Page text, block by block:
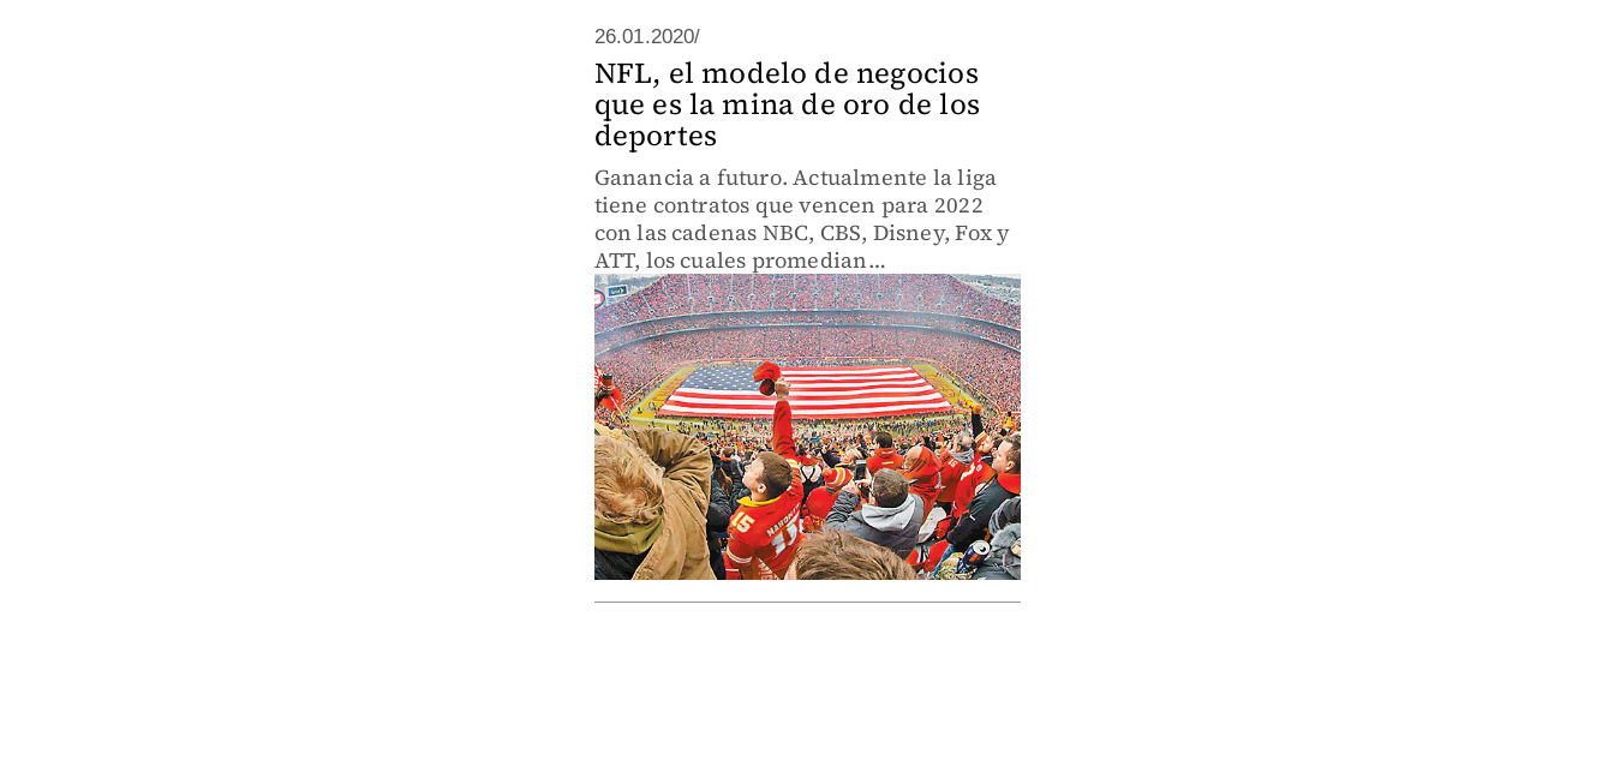
26.01.2020/
NFL, el modelo de negocios
que es la mina de oro de los
deportes
Ganancia a futuro. Actualmente la liga
tiene contratos que vencen para 2022
con las cadenas NBC, CBS, Disney, Fox y
ATT, los cuales promedian
aproximadamente 7.2 mil millones de
dólares por temporada.